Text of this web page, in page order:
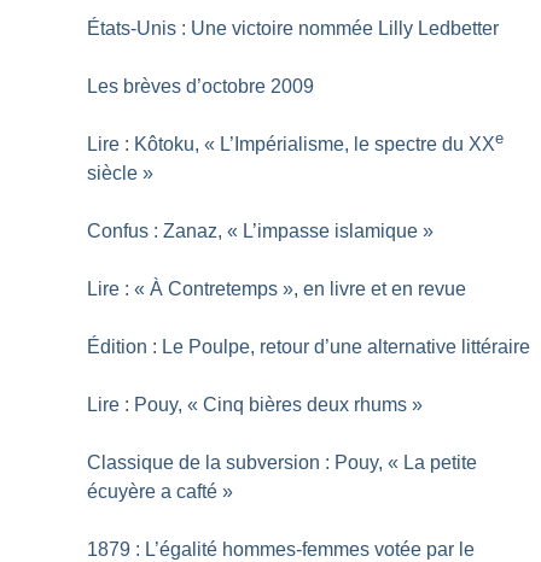
États-Unis : Une victoire nommée Lilly Ledbetter
Les brèves d’octobre 2009
Lire : Kôtoku, « L’Impérialisme, le spectre du XXe
siècle »
Confus : Zanaz, « L’impasse islamique »
Lire : « À Contretemps », en livre et en revue
Édition : Le Poulpe, retour d’une alternative littéraire
Lire : Pouy, « Cinq bières deux rhums »
Classique de la subversion : Pouy, « La petite
écuyère a cafté »
1879 : L’égalité hommes-femmes votée par le